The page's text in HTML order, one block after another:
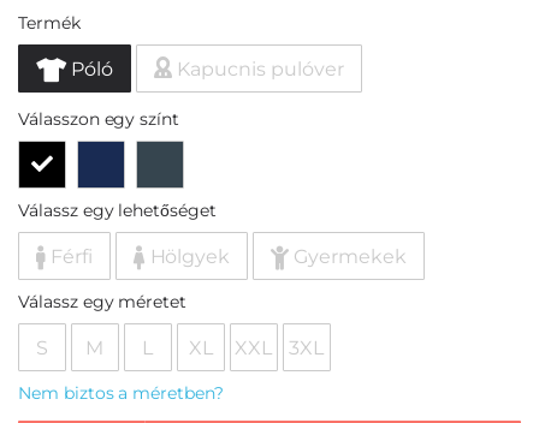
Termék
Póló Kapucnis pulóver
Válasszon egy színt
Válassz egy lehetőséget
Férfi Hölgyek Gyermekek
Válassz egy méretet
S M L XL XXL 3XL
Nem biztos a méretben?